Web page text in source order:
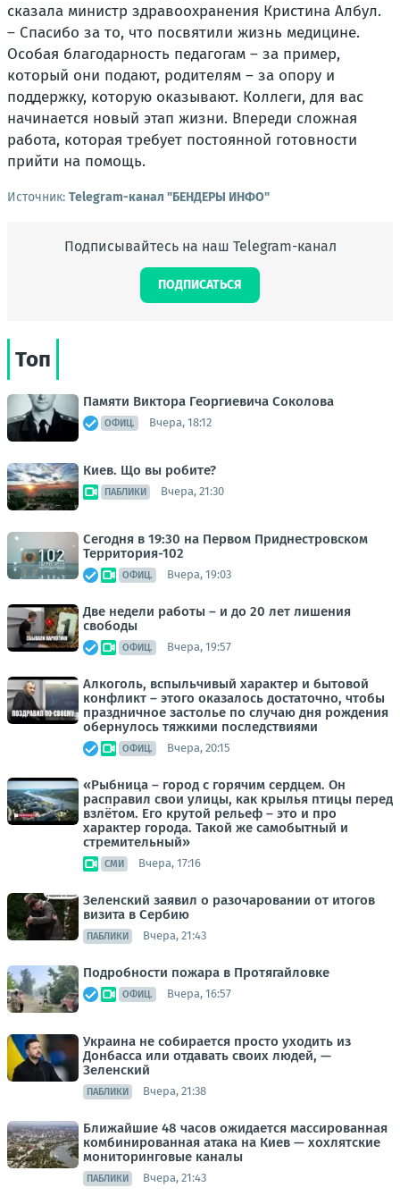
сказала министр здравоохранения Кристина Албул.
– Спасибо за то, что посвятили жизнь медицине.
Особая благодарность педагогам – за пример,
который они подают, родителям – за опору и
поддержку, которую оказывают. Коллеги, для вас
начинается новый этап жизни. Впереди сложная
работа, которая требует постоянной готовности
прийти на помощь.
Источник: Telegram-канал "БЕНДЕРЫ ИНФО"
Подписывайтесь на наш Telegram-канал
ПОДПИСАТЬСЯ
Топ
Памяти Виктора Георгиевича Соколова
ОФИЦ. Вчера, 18:12
Киев. Що вы робите?
ПАБЛИКИ Вчера, 21:30
Сегодня в 19:30 на Первом Приднестровском
Территория-102
ОФИЦ. Вчера, 19:03
Две недели работы – и до 20 лет лишения
свободы
ОФИЦ. Вчера, 19:57
Алкоголь, вспыльчивый характер и бытовой
конфликт – этого оказалось достаточно, чтобы
праздничное застолье по случаю дня рождения
обернулось тяжкими последствиями
ОФИЦ. Вчера, 20:15
«Рыбница – город с горячим сердцем. Он
расправил свои улицы, как крылья птицы перед
взлётом. Его крутой рельеф – это и про
характер города. Такой же самобытный и
стремительный»
СМИ Вчера, 17:16
Зеленский заявил о разочаровании от итогов
визита в Сербию
ПАБЛИКИ Вчера, 21:43
Подробности пожара в Протягайловке
ОФИЦ. Вчера, 16:57
Украина не собирается просто уходить из
Донбасса или отдавать своих людей, —
Зеленский
ПАБЛИКИ Вчера, 21:38
Ближайшие 48 часов ожидается массированная
комбинированная атака на Киев — хохлятские
мониторинговые каналы
ПАБЛИКИ Вчера, 21:43